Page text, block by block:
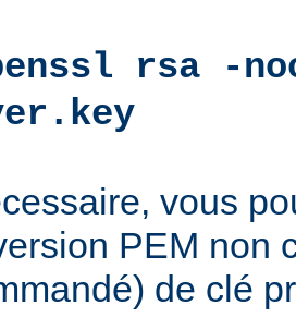
rsa -
vous
PEM non
de clé